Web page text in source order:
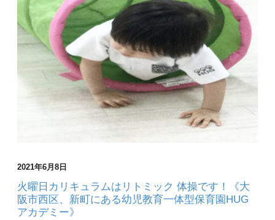
2021年6月8日
火曜日カリキュラムはリトミック 体操です！《大
阪市西区、新町にある幼児教育一体型保育園HUG
アカデミー》